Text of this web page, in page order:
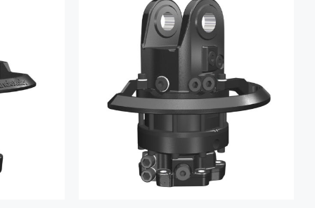
/ AJOUTER AU PANIER
DÉTAILS